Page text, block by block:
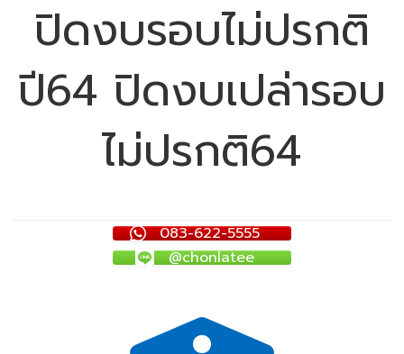
ปิดงบรอบไม่ปรกติ
ปี64 ปิดงบเปล่ารอบ
ไม่ปรกติ64
083-622-5555
@chonlatee